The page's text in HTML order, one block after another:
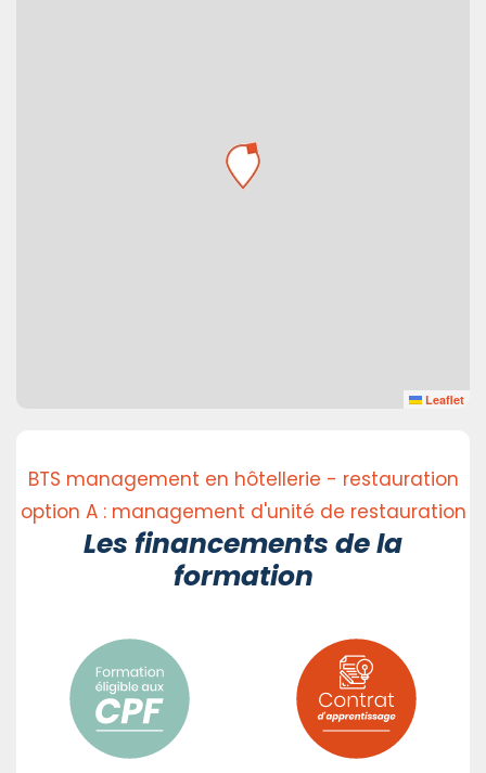
Leaflet
BTS management en hôtellerie - restauration
option A : management d'unité de restauration
Les financements de la
formation